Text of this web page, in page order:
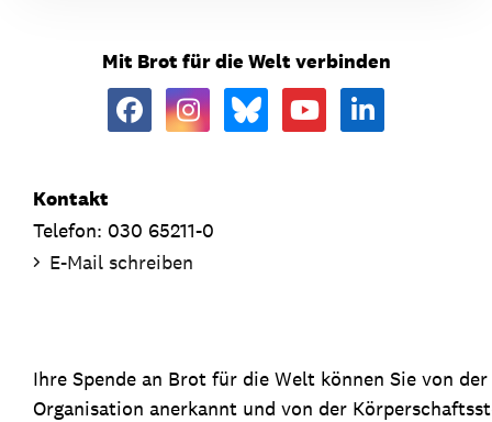
Mit Brot für die Welt verbinden
Kontakt
Telefon: 030 65211-0
E-Mail schreiben
Ihre Spende an Brot für die Welt können Sie von
Organisation anerkannt und von der